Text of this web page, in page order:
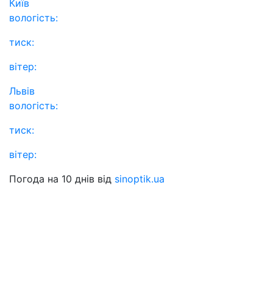
Київ
вологість:
тиск:
вітер:
Львів
вологість:
тиск:
вітер:
Погода на 10 днів від sinoptik.ua